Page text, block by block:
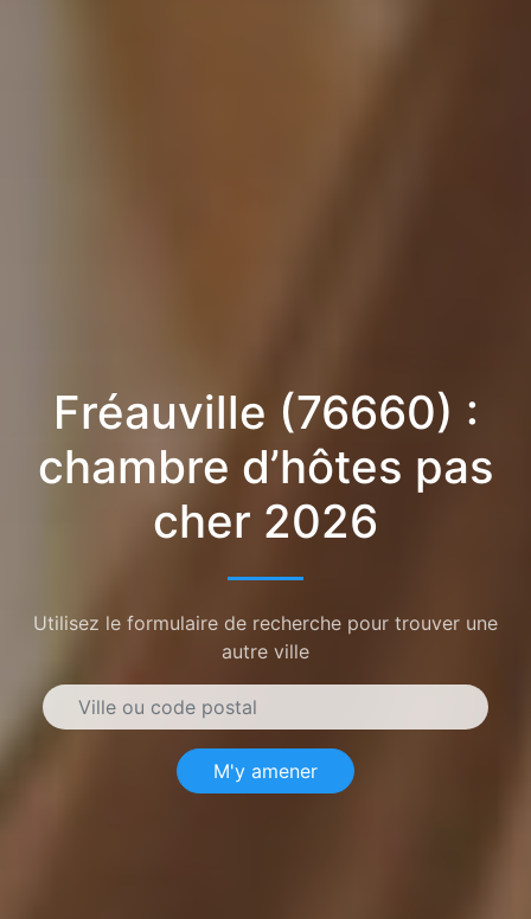
Fréauville (76660) :
chambre d’hôtes pas
cher 2026
Utilisez le formulaire de recherche pour trouver une
autre ville
M'y amener